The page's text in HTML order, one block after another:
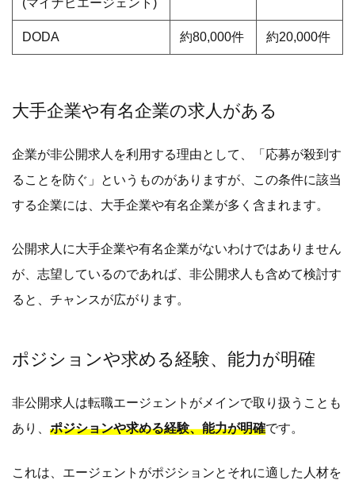
DODA 約80,000件 約20,000件
大手企業や有名企業の求人がある
企業が非公開求人を利用する理由として、「応募が殺到す
ることを防ぐ」というものがありますが、この条件に該当
する企業には、大手企業や有名企業が多く含まれます。
公開求人に大手企業や有名企業がないわけではありません
が、志望しているのであれば、非公開求人も含めて検討す
ると、チャンスが広がります。
ポジションや求める経験、能力が明確
非公開求人は転職エージェントがメインで取り扱うことも
あり、 ポジションや求める経験、能力が明確です。
これは、エージェントがポジションとそれに適した人材を